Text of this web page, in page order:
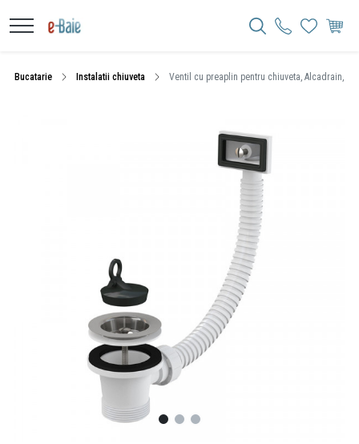
Bucatarie Instalatii chiuveta Ventil cu preaplin pentru chiuveta, Alcadrain,